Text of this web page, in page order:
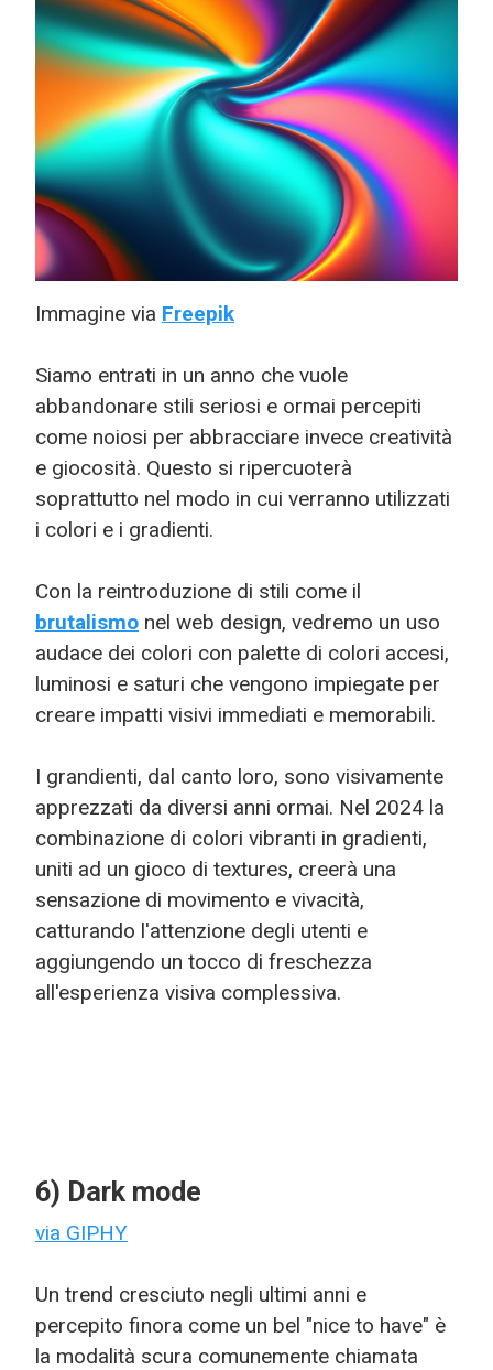
Immagine via Freepik
Siamo entrati in un anno che vuole
abbandonare stili seriosi e ormai percepiti
come noiosi per abbracciare invece creatività
e giocosità. Questo si ripercuoterà
soprattutto nel modo in cui verranno utilizzati
i colori e i gradienti.
Con la reintroduzione di stili come il
brutalismo nel web design, vedremo un uso
audace dei colori con palette di colori accesi,
luminosi e saturi che vengono impiegate per
creare impatti visivi immediati e memorabili.
I grandienti, dal canto loro, sono visivamente
apprezzati da diversi anni ormai. Nel 2024 la
combinazione di colori vibranti in gradienti,
uniti ad un gioco di textures, creerà una
sensazione di movimento e vivacità,
catturando l'attenzione degli utenti e
aggiungendo un tocco di freschezza
all'esperienza visiva complessiva.
6) Dark mode
via GIPHY
Un trend cresciuto negli ultimi anni e
percepito finora come un bel "nice to have" è
la modalità scura comunemente chiamata